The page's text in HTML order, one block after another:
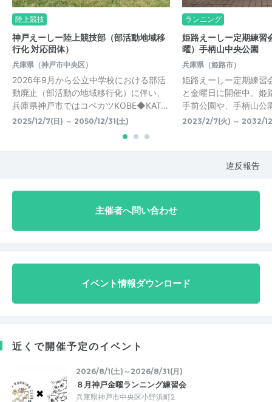
陸上競技
神戸えーしー陸上競技部（部活動地域移
行化 対応団体）
兵庫県（神戸市中央区）
2026年9月から公立中学校における部活
動廃止（部活動の地域移行化）に伴い、
兵庫県神戸市ではコベカツKOBE◆KAT…
2025/12/7(日) ～ 2050/12/31(土)
ランニング
姫路えーしー定期練習
曜）手柄山中央公園
兵庫県（姫路市）
姫路えーしー定期練習
と金曜日に開催中。姫
手前公園や、手柄山公
2023/2/7(火) ～ 2032/
違反報告
主催者へ問い合わせ
イベント情報ダウンロード
近くで開催予定のイベント
2026/8/1(土)～2026/8/31(月)
８月神戸金曜ランニング練習会
兵庫県神戸市中央区小野浜町2